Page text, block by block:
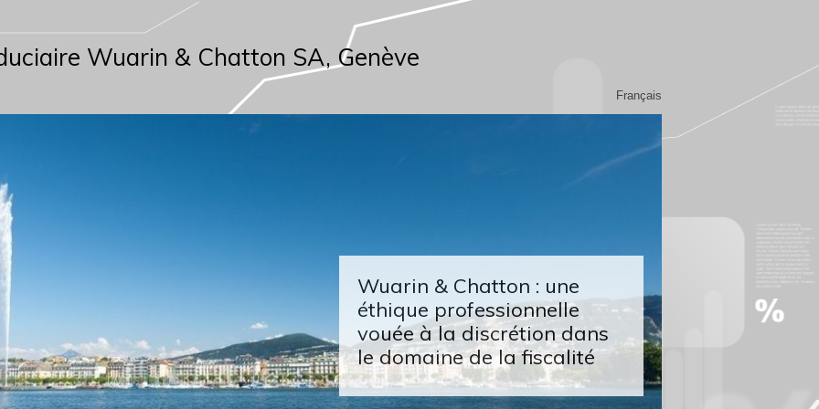
Français
Wuarin & Chatton SA, Genève
Wuarin & Chatton : une
éthique professionnelle
vouée à la discrétion dans
le domaine de la fiscalité